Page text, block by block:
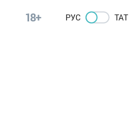
18+ РУС ТАТ